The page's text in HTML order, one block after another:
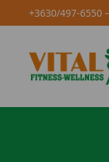
+3630/497-6550–